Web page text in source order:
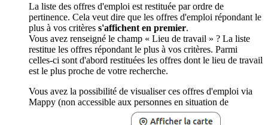
La liste des offres d'emploi est restituée par ordre de
pertinence. Cela veut dire que les offres d'emploi répondant le
plus à vos critères s'affichent en premier.
Vous avez renseigné le champ « Lieu de travail » ? La liste
restitue les offres répondant le plus à vos critères. Parmi
celles-ci sont d'abord restituées les offres dont le lieu de travail
est le plus proche de votre recherche.
Vous avez la possibilité de visualiser ces offres d'emploi via
Mappy (non accessible aux personnes en situation de